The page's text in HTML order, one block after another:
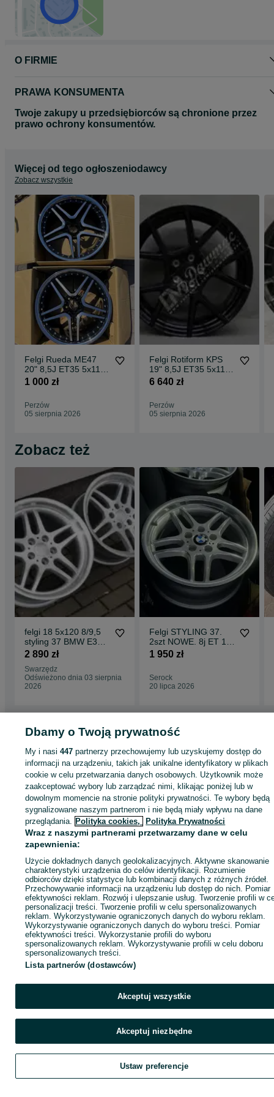
Zapraszamy!
Cena z ogłoszenia dotyczy kompletu 4 felg oraz zawiera VAT 23%.
odnośnie wyboru oraz dostępności felg do Państwa samochodu.
stronie www.dawmac.eu
O FIRMIE
PRAWA KONSUMENTA
Twoje zakupy u przedsiębiorców są chronione przez
prawo ochrony konsumentów.
Więcej od tego ogłoszeniodawcy
Zobacz wszystkie
Felgi Rueda ME47
20" 8,5J ET35 5x112
CBKF1 / 2 sztuki
1 000 zł
Perzów
05 sierpnia 2026
Felgi Rotiform KPS
19" 8,5J ET35 5x112
Matte Black Face w/
6 640 zł
Perzów
05 sierpnia 2026
Zobacz też
felgi 18 5x120 8/9,5
styling 37 BMW E39
E32 E34 E38 E31
2 890 zł
Swarzędz
Odświeżono dnia 03 sierpnia
2026
Felgi STYLING 37.
2szt NOWE. 8j ET 13.
Oryginalne! BMW
1 950 zł
Serock
20 lipca 2026
- Perzów
KATEGORIA
ID:953929747 Wyświetlenia:
Dbamy o Twoją prywatność
My i nasi447 partnerzy przechowujemy lub uzyskujemy dostęp do
informacji na urządzeniu, takich jak unikalne identyfikatory w plikach
cookie w celu przetwarzania danych osobowych. Użytkownik może
zaakceptować wybory lub zarządzać nimi, klikając poniżej lub w
dowolnym momencie na stronie polityki prywatności. Te wybory będą
sygnalizowane naszym partnerom i nie będą miały wpływu na dane
przeglądania. Polityka cookies, Polityka Prywatności
Wraz z naszymi partnerami przetwarzamy dane w celu
zapewnienia:
Użycie dokładnych danych geolokalizacyjnych. Aktywne skanowanie
charakterystyki urządzenia do celów identyfikacji. Rozumienie
odbiorców dzięki statystyce lub kombinacji danych z różnych źródeł.
Przechowywanie informacji na urządzeniu lub dostęp do nich. Pomiar
efektywności reklam. Rozwój i ulepszanie usług. Tworzenie profili w
personalizacji treści. Tworzenie profili w celu spersonalizowanych
reklam. Wykorzystywanie ograniczonych danych do wyboru reklam.
Wykorzystywanie ograniczonych danych do wyboru treści. Pomiar
efektywności treści. Wykorzystanie profili do wyboru
spersonalizowanych reklam. Wykorzystywanie profili w celu doboru
spersonalizowanych treści.
Lista partnerów (dostawców)
Akceptuj wszystkie
Akceptuj niezbędne
Ustaw preferencje